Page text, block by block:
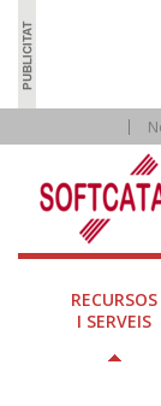
RECURSOS
I SERVEIS